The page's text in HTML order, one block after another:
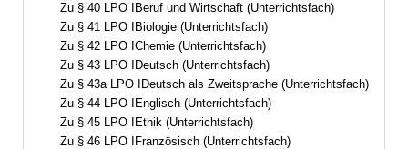
Zu § 40 LPO IBeruf und Wirtschaft (Unterrichtsfach)
Zu § 41 LPO IBiologie (Unterrichtsfach)
Zu § 42 LPO IChemie (Unterrichtsfach)
Zu § 43 LPO IDeutsch (Unterrichtsfach)
Zu § 43a LPO IDeutsch als Zweitsprache (Unterrichtsfach)
Zu § 44 LPO IEnglisch (Unterrichtsfach)
Zu § 45 LPO IEthik (Unterrichtsfach)
Zu § 46 LPO IFranzösisch (Unterrichtsfach)